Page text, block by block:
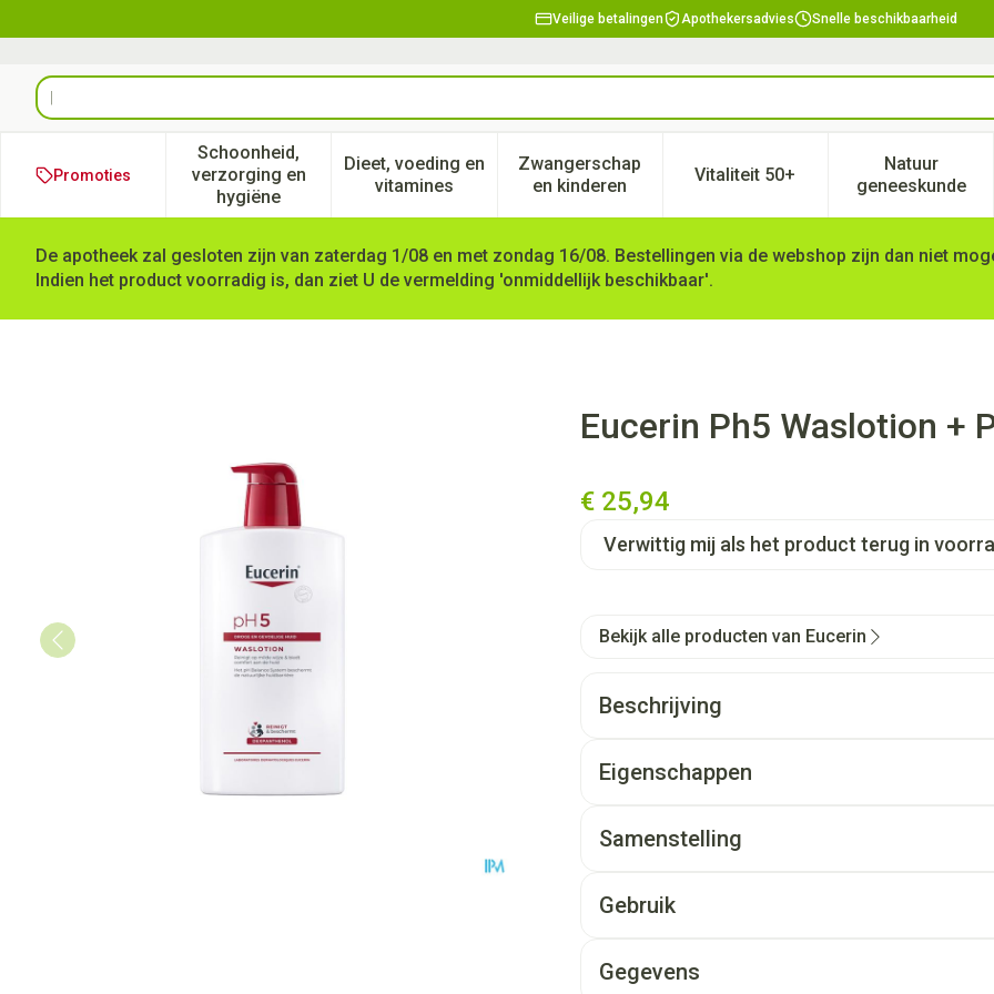
Veilige betalingen Apothekersadvies Snelle beschikbaarheid
Product, merk, categorie...
Promoties
Schoonheid,
verzorging en
hygiëne
Toon submenu voor Schoonheid, verzorging en hygiëne categorie
Dieet, voeding en
vitaminesToon submenu voor Dieet, voeding en vitamines categorie
Zwangerschap
en kinderenToon submenu voor Zwangerschap en kinderen
Vitaliteit 50+Toon submenu voor Vitaliteit
Natuur
geneeskunde
Toon
De apotheek zal gesloten zijn van zaterdag 1/08 en met zondag 16/08. Bestellingen via de webshop zijn dan niet
Indien het product voorradig is, dan ziet U de vermelding 'onmiddellijk beschikbaar'.
Eucerin Ph5 Waslotion + Pomp Nf 1lEucerin Ph5 Waslotion +
€ 25,94
Verwittig mij als het product terug in
Bekijk alle producten van Eucerin
Beschrijving
Eigenschappen
Samenstelling
Gebruik
Gegevens